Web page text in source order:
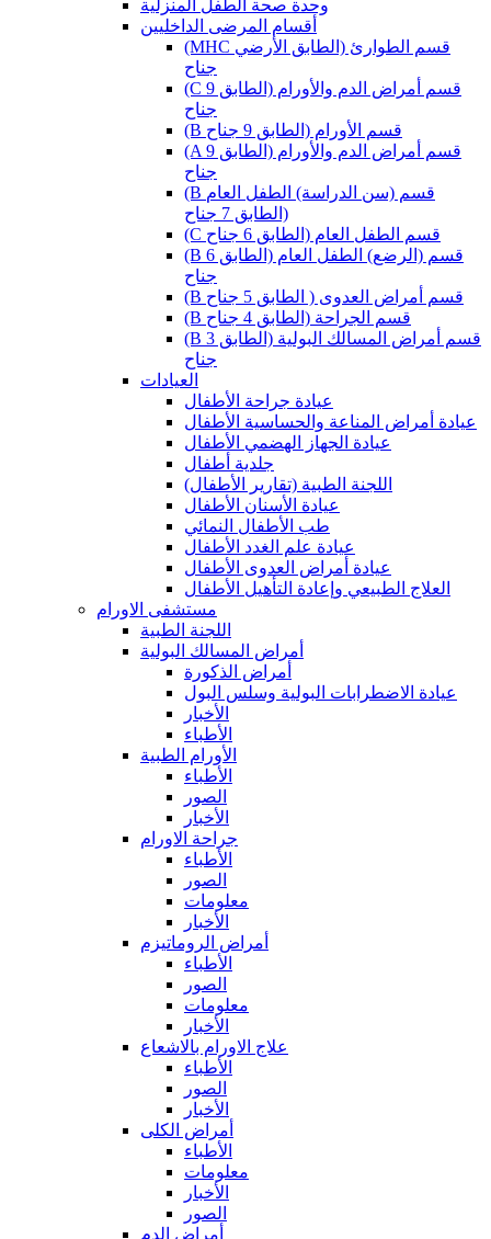
وحدة صحة الطفل المنزلية
أقسام المرضى الداخليين
(MHC قسم الطوارئ (الطابق الأرضي
جناح
(C قسم أمراض الدم والأورام (الطابق 9
جناح
(B قسم الأورام (الطابق 9 جناح
(A قسم أمراض الدم والأورام (الطابق 9
جناح
(B قسم (سن الدراسة) الطفل العام
(الطابق 7 جناح
(C قسم الطفل العام (الطابق 6 جناح
(B قسم (الرضع) الطفل العام (الطابق 6
جناح
(B قسم أمراض العدوى ( الطابق 5 جناح
(B قسم الجراحة (الطابق 4 جناح
(B قسم أمراض المسالك البولية (الطابق 3
جناح
العيادات
عيادة جراحة الأطفال
عيادة أمراض المناعة والحساسية الأطفال
عيادة الجهاز الهضمي الأطفال
جلدية أطفال
(اللجنة الطبية (تقارير الأطفال
عيادة الأسنان الأطفال
طب الأطفال النمائي
عيادة علم الغدد الأطفال
عيادة أمراض العدوى الأطفال
العلاج الطبيعي وإعادة التأهيل الأطفال
مستشفى الاورام
اللجنة الطبية
أمراض المسالك البولية
أمراض الذكورة
عيادة الاضطرابات البولية وسلس البول
الأخبار
الأطباء
الأورام الطبية
الأطباء
الصور
الأخبار
جراحة الاورام
الأطباء
الصور
معلومات
الأخبار
أمراض الروماتيزم
الأطباء
الصور
معلومات
الأخبار
علاج الاورام بالاشعاع
الأطباء
الصور
الأخبار
أمراض الكلى
الأطباء
معلومات
الأخبار
الصور
أمراض الدم